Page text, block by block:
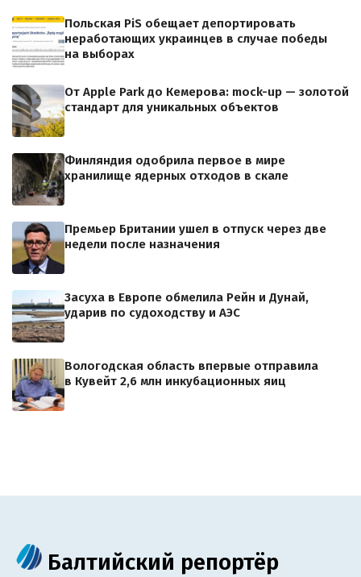
Польская PiS обещает депортировать
неработающих украинцев в случае победы
на выборах
От Apple Park до Кемерова: mock-up — золотой
стандарт для уникальных объектов
Финляндия одобрила первое в мире
хранилище ядерных отходов в скале
Премьер Британии ушел в отпуск через две
недели после назначения
Засуха в Европе обмелила Рейн и Дунай,
ударив по судоходству и АЭС
Вологодская область впервые отправила
в Кувейт 2,6 млн инкубационных яиц
Балтийский репортёр